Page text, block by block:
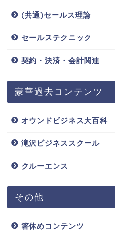
(共通)セールス理論
セールステクニック
契約・決済・会計関連
豪華過去コンテンツ
オウンドビジネス大百科
滝沢ビジネススクール
クルーエンス
その他
箸休めコンテンツ